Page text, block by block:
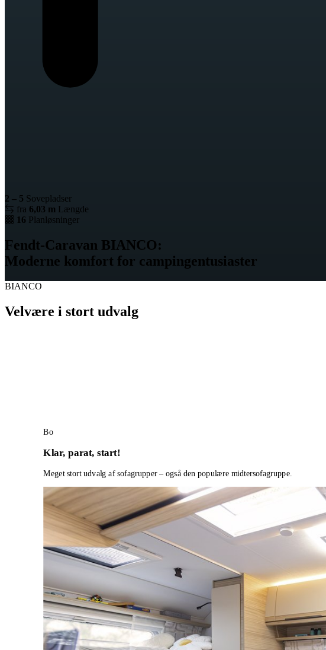
2 – 5 Sovepladser
fra 6,03 m Længde
16 Planløsninger
Fendt-Caravan BIANCO:
Moderne komfort for campingentusiaster
BIANCO
Velvære i stort udvalg
Bo
Klar, parat, start!
Meget stort udvalg af sofagrupper – også den populære midtersofagruppe.